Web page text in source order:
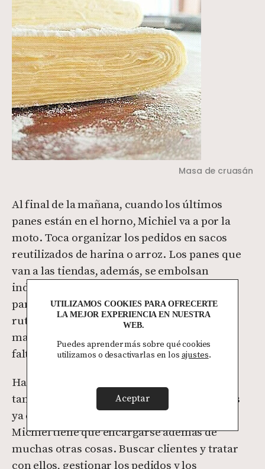
Masa de cruasán
Al final de la mañana, cuando los últimos
panes están en el horno, Michiel va a por la
moto. Toca organizar los pedidos en sacos
reutilizados de harina o arroz. Los panes que
van a las tiendas, además, se embolsan
individualmente en papel con el sello de la
panadería. Una vez cargada, sale a hacer la
ruta. De vuelta, traerá algún saco de harina,
mantequilla o cualquier otra cosa que haga
falta.
Hacer pan no es difícil. Hacer buen pan,
tampoco. Pero hacer buen pan todos los días
ya es algo más complicado. En este caso,
Michiel tiene que encargarse además de
muchas otras cosas. Buscar clientes y tratar
con ellos, gestionar los pedidos y los
UTILIZAMOS COOKIES PARA OFRECERTE
LA MEJOR EXPERIENCIA EN NUESTRA
WEB.
Puedes aprender más sobre qué cookies
utilizamos o desactivarlas en los ajustes.
Aceptar